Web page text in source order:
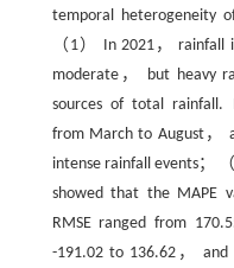
temporal heterogeneity
（1） In 2021， rainfall
moderate， but heavy
sources of total rainfall.
from March to August，
intense rainfall events；
showed that the MAPE
RMSE ranged from
-191.02 to 136.62， and